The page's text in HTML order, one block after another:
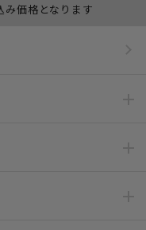
み価格となります